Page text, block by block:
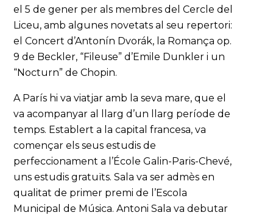
el 5 de gener per als membres del Cercle del
Liceu, amb algunes novetats al seu repertori:
el Concert d’Antonín Dvorák, la Romança op.
9 de Beckler, “Fileuse” d’Emile Dunkler i un
“Nocturn” de Chopin.
A París hi va viatjar amb la seva mare, que el
va acompanyar al llarg d’un llarg període de
temps. Establert a la capital francesa, va
començar els seus estudis de
perfeccionament a l’École Galin-Paris-Chevé,
uns estudis gratuïts. Sala va ser admès en
qualitat de primer premi de l’Escola
Municipal de Música. Antoni Sala va debutar